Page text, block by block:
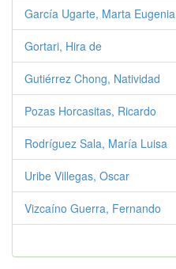
García Ugarte, Marta Eugenia
Gortari, Hira de
Gutiérrez Chong, Natividad
Pozas Horcasitas, Ricardo
Rodríguez Sala, María Luisa
Uribe Villegas, Oscar
Vizcaíno Guerra, Fernando